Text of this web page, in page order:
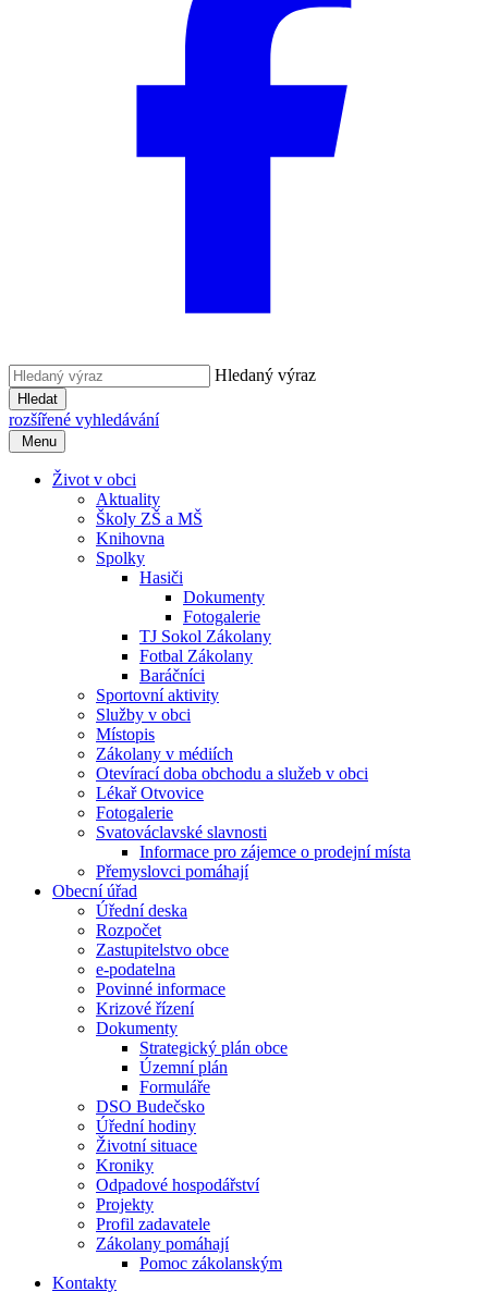
Hledaný výraz
Hledat
rozšířené vyhledávání
Menu
Život v obci
Aktuality
Školy ZŠ a MŠ
Knihovna
Spolky
Hasiči
Dokumenty
Fotogalerie
TJ Sokol Zákolany
Fotbal Zákolany
Baráčníci
Sportovní aktivity
Služby v obci
Místopis
Zákolany v médiích
Otevírací doba obchodu a služeb v obci
Lékař Otvovice
Fotogalerie
Svatováclavské slavnosti
Informace pro zájemce o prodejní místa
Přemyslovci pomáhají
Obecní úřad
Úřední deska
Rozpočet
Zastupitelstvo obce
e-podatelna
Povinné informace
Krizové řízení
Dokumenty
Strategický plán obce
Územní plán
Formuláře
DSO Budečsko
Úřední hodiny
Životní situace
Kroniky
Odpadové hospodářství
Projekty
Profil zadavatele
Zákolany pomáhají
Pomoc zákolanským
Kontakty